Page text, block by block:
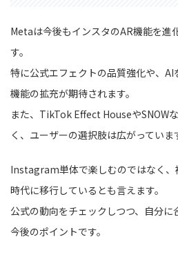
Metaは今後もインスタのAR機能を進
す。
特に公式エフェクトの品質強化や、
機能の拡充が期待されます。
また、TikTok Effect HouseやSNOW
く、ユーザーの選択肢は広がっていま
Instagram単体で楽しむのではなく、
時代に移行しているとも言えます。
公式の動向をチェックしつつ、自分
今後のポイントです。